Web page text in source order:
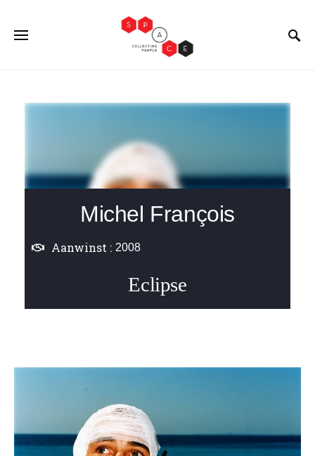
Michel François
Aanwinst : 2008
Eclipse